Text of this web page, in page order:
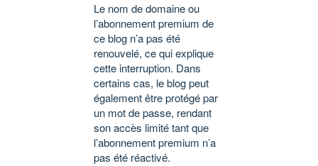
Le nom de domaine ou
l’abonnement premium de
ce blog n’a pas été
renouvelé, ce qui explique
cette interruption. Dans
certains cas, le blog peut
également être protégé par
un mot de passe, rendant
son accès limité tant que
l’abonnement premium n’a
pas été réactivé.